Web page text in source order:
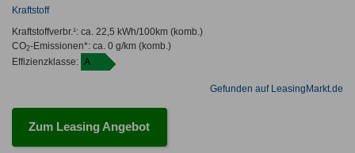
Kraftstoff
Kraftstoffverbr.¹: ca. 22,5 kWh/100km(komb.)
CO2-Emissionen*: ca. 0 g/km(komb.)
Effizienzklasse: A
Gefunden auf LeasingMarkt.de
Zum Leasing Angebot